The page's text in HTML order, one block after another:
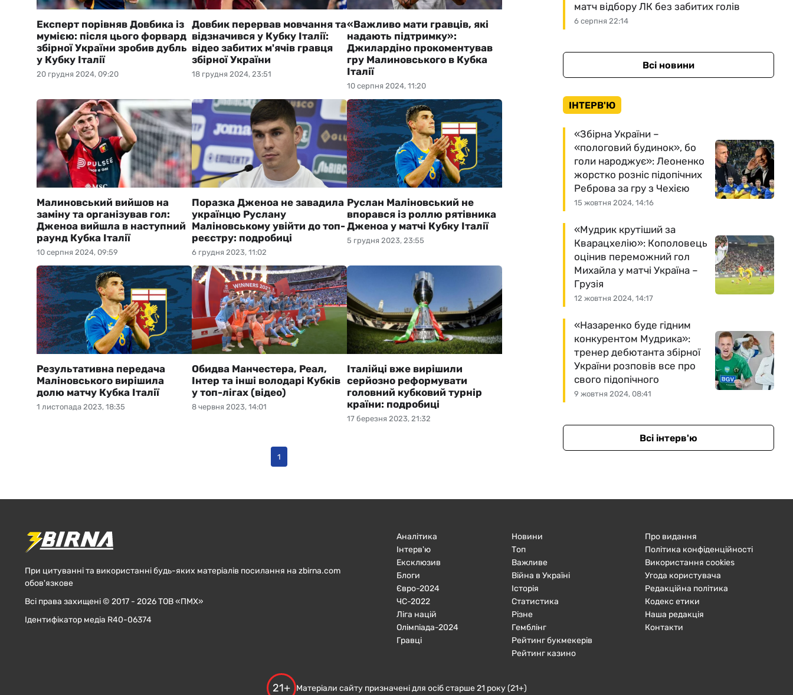
20 грудня 2024, 09:20
Експерт порівняв Довбика із
мумією: після цього форвард
збірної України зробив дубль
у Кубку Італії
18 грудня 2024, 23:51
Довбик перервав мовчання та
відзначився у Кубку Італії:
відео забитих м'ячів гравця
збірної України
10 серпня 2024, 11:20
«Важливо мати гравців, які
надають підтримку»:
Джилардіно прокоментував
гру Малиновського в Кубка
Італії
10 серпня 2024, 09:59
Малиновський вийшов на
заміну та організував гол:
Дженоа вийшла в наступний
раунд Кубка Італії
6 грудня 2023, 11:02
Поразка Дженоа не завадила
українцю Руслану
Маліновському увійти до топ-
реєстру: подробиці
5 грудня 2023, 23:55
Руслан Маліновський не
впорався із роллю рятівника
Дженоа у матчі Кубку Італії
1 листопада 2023, 18:35
Результативна передача
Маліновського вирішила
долю матчу Кубка Італії
8 червня 2023, 14:01
Обидва Манчестера, Реал,
Інтер та інші володарі Кубків
у топ-лігах (відео)
17 березня 2023, 21:32
Італійці вже вирішили
серйозно реформувати
головний кубковий турнір
країни: подробиці
1
6 серпня 22:14
матч відбору ЛК без забитих голів
Всі новини
ІНТЕРВ'Ю
15 жовтня 2024, 14:16
«Збірна України –
«пологовий будинок», бо
голи народжує»: Леоненко
жорстко розніс підопічних
Реброва за гру з Чехією
12 жовтня 2024, 14:17
«Мудрик крутіший за
Кварацхелію»: Кополовець
оцінив переможний гол
Михайла у матчі Україна –
Грузія
9 жовтня 2024, 08:41
«Назаренко буде гідним
конкурентом Мудрика»:
тренер дебютанта збірної
України розповів все про
свого підопічного
Всі інтерв'ю
При цитуванні та використанні будь-яких матеріалів посилання на zbirna.com
обов'язкове
Всі права захищені © 2017 - 2026 ТОВ «ПМХ»
Ідентифікатор медіа R40-06374
Аналітика
Інтерв'ю
Ексклюзив
Блоги
Євро-2024
ЧC-2022
Ліга націй
Олімпіада-2024
Гравці
Новини
Топ
Важливе
Війна в Україні
Історія
Статистика
Різне
Гемблінг
Рейтинг букмекерів
Рейтинг казино
Про видання
Політика конфіденційності
Використання cookies
Угода користувача
Редакційна політика
Кодекс етики
Наша редакція
Контакти
21+ Матеріали сайту призначені для осіб старше 21 року (21+)